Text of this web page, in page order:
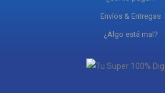
Envíos & Entregas
¿Algo está mal?